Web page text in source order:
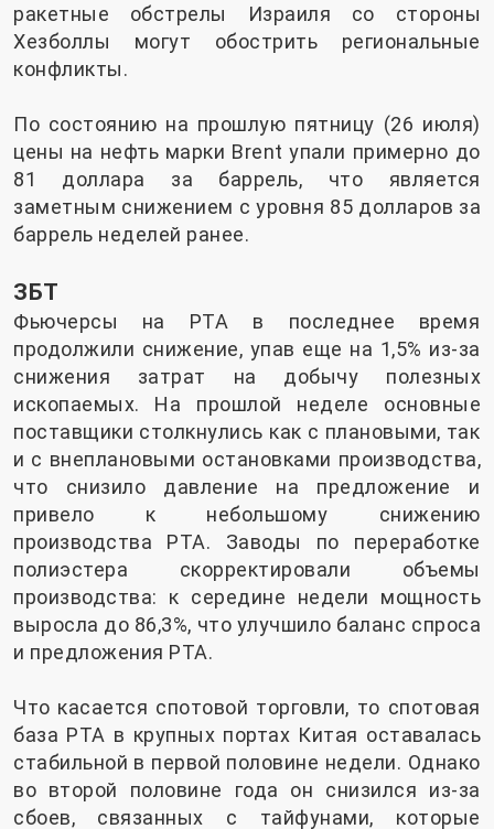
ракетные обстрелы Израиля со стороны
Хезболлы могут обострить региональные
конфликты.
По состоянию на прошлую пятницу (26 июля)
цены на нефть марки Brent упали примерно до
81 доллара за баррель, что является
заметным снижением с уровня 85 долларов за
баррель неделей ранее.
ЗБТ
Фьючерсы на PTA в последнее время
продолжили снижение, упав еще на 1,5% из-за
снижения затрат на добычу полезных
ископаемых. На прошлой неделе основные
поставщики столкнулись как с плановыми, так
и с внеплановыми остановками производства,
что снизило давление на предложение и
привело к небольшому снижению
производства PTA. Заводы по переработке
полиэстера скорректировали объемы
производства: к середине недели мощность
выросла до 86,3%, что улучшило баланс спроса
и предложения PTA.
Что касается спотовой торговли, то спотовая
база PTA в крупных портах Китая оставалась
стабильной в первой половине недели. Однако
во второй половине года он снизился из-за
сбоев, связанных с тайфунами, которые